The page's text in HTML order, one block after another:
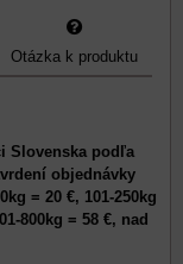
Otázka k produktu
Slovenska podľa
objednávky
= 20 €, 101-250kg
800kg = 58 €, nad